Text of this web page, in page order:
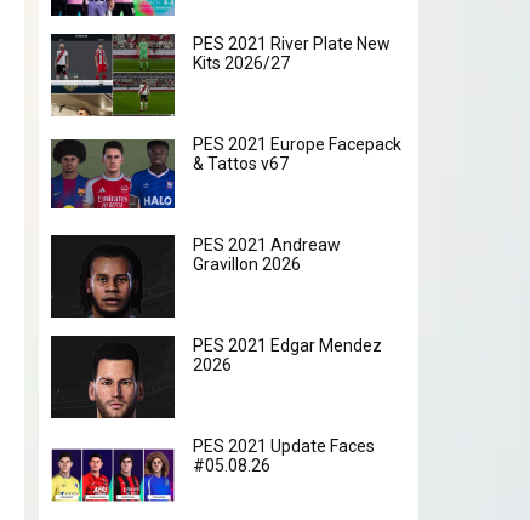
PES 2021 River Plate New
Kits 2026/27
PES 2021 Europe Facepack
& Tattos v67
PES 2021 Andreaw
Gravillon 2026
PES 2021 Edgar Mendez
2026
PES 2021 Update Faces
#05.08.26